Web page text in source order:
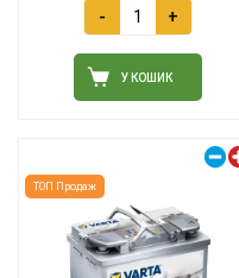
- +
У КОШИК
ТОП Продаж